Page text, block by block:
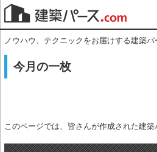
ノウハウ、テクニックをお届けする建築パ
今月の一枚
このページでは、皆さんが作成された建築